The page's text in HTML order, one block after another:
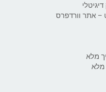
– אתר וורדפרס
מלא
מלא